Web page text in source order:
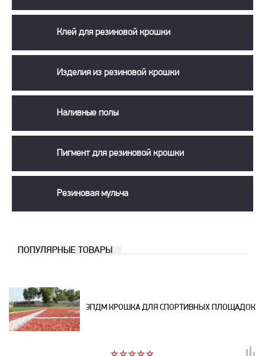
Клей для резиновой крошки
Изделия из резиновой крошки
Наливные полы
Пигмент для резиновой крошки
Резиновая мульча
ПОПУЛЯРНЫЕ ТОВАРЫ
ЭПДМ КРОШКА ДЛЯ СПОРТИВНЫХ ПЛОЩАДОК